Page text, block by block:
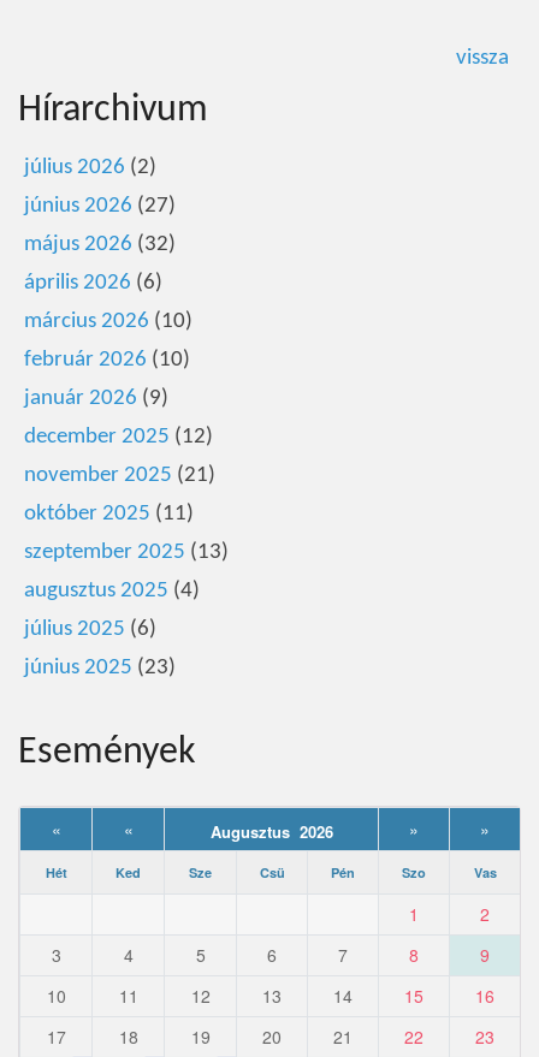
vissza
Hírarchivum
július 2026 (2)
június 2026 (27)
május 2026 (32)
április 2026 (6)
március 2026 (10)
február 2026 (10)
január 2026 (9)
december 2025 (12)
november 2025 (21)
október 2025 (11)
szeptember 2025 (13)
augusztus 2025 (4)
július 2025 (6)
június 2025 (23)
Események
« « Augusztus 2026 » »
Hét Ked Sze Csü Pén Szo Vas
1
2
3
4 5 6 7 8
9
10
11 12 13 14 15
16
17
18 19 20 21 22
23